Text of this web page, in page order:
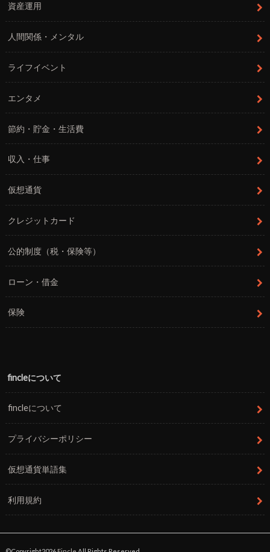
資産運用
人間関係・メンタル
ライフイベント
エンタメ
節約・貯金・生活費
収入・仕事
仮想通貨
クレジットカード
公的制度（税・保険等）
ローン・借金
保険
fincleについて
fincleについて
プライバシーポリシー
仮想通貨単語集
利用規約